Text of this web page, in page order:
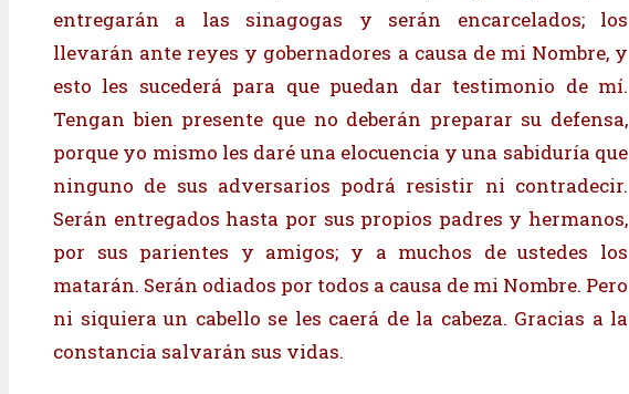
entregarán a las sinagogas y serán encarcelados; los
llevarán ante reyes y gobernadores a causa de mi Nombre, y
esto les sucederá para que puedan dar testimonio de mí.
Tengan bien presente que no deberán preparar su defensa,
porque yo mismo les daré una elocuencia y una sabiduría que
ninguno de sus adversarios podrá resistir ni contradecir.
Serán entregados hasta por sus propios padres y hermanos,
por sus parientes y amigos; y a muchos de ustedes los
matarán. Serán odiados por todos a causa de mi Nombre. Pero
ni siquiera un cabello se les caerá de la cabeza. Gracias a la
constancia salvarán sus vidas.